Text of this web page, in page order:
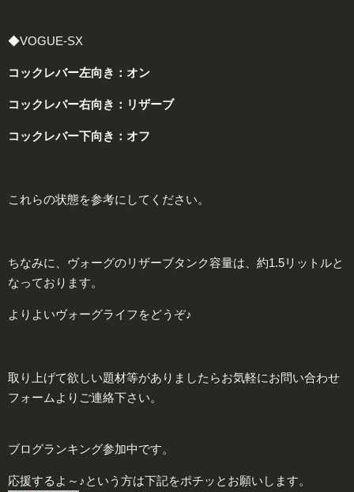
◆VOGUE-SX
コックレバー左向き： オン
コックレバー右向き： リザーブ
コックレバー下向き： オフ
これらの状態を参考にしてください。
ちなみに、ヴォーグのリザーブタンク容量は、約1.5リットルと
なっております。
よりよいヴォーグライフをどうぞ♪
取り上げて欲しい題材等がありましたらお気軽にお問い合わせ
フォームよりご連絡下さい。
ブログランキング参加中です。
応援するよ～♪という方は下記をポチッとお願いします。